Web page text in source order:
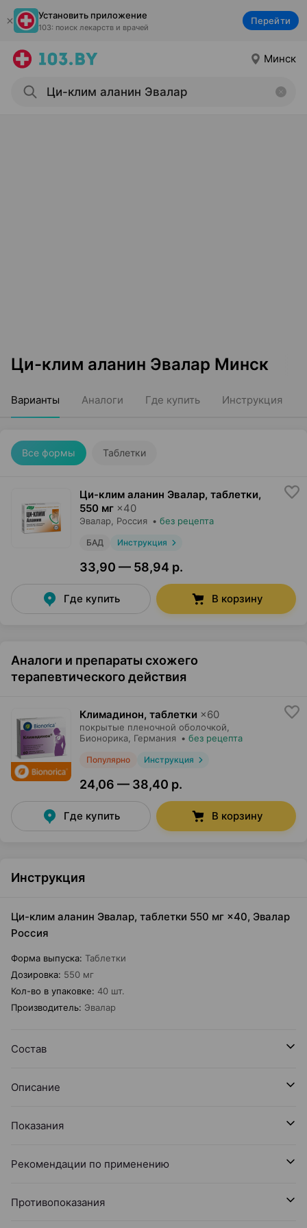
Установить приложение
103: поиск лекарств и врачей
Перейти
Минск
Ци-клим аланин Эвалар Минск
Варианты Аналоги Где купить Инструкция
Все формы Таблетки
Ци-клим аланин Эвалар, таблетки,
550 мг ×40
Эвалар , Россия • без рецепта
БАД Инструкция
33,90 — 58,94 р.
Где купить В корзину
Аналоги и препараты схожего
терапевтического действия
Климадинон, таблетки ×60
покрытые пленочной оболочкой,
Бионорика , Германия • без рецепта
Популярно Инструкция
24,06 — 38,40 р.
Где купить В корзину
Инструкция
Ци-клим аланин Эвалар, таблетки 550 мг ×40, Эвалар
Россия
Форма выпуска: Таблетки
Дозировка: 550 мг
Кол-во в упаковке: 40 шт.
Производитель: Эвалар
Состав
Описание
Показания
Рекомендации по применению
Противопоказания